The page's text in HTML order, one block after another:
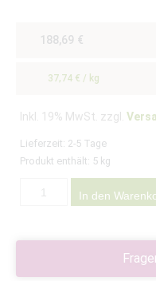
188,69 €
37,74 € / kg
Inkl. 19% MwSt. zzgl.
Lieferzeit: 2-5 Tage
Produkt enthält: 5 kg
In den